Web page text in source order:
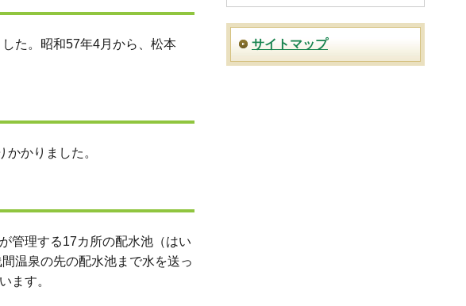
た。昭和57年4月から、松本
かりました。
管理する17カ所の配水池（はい
温泉の先の配水池まで水を送っ
ます。
サイトマップ